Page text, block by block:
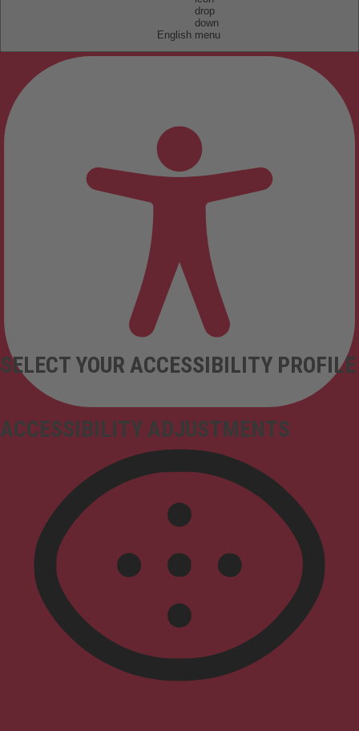
English
ACCESSIBILITY ADJUSTMENTS
SELECT YOUR ACCESSIBILITY PROFILE